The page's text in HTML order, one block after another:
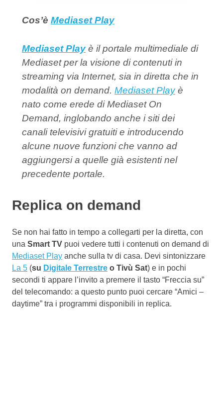
Cos’è Mediaset Play
Mediaset Play è il portale multimediale di
Mediaset per la visione di contenuti in
streaming via Internet, sia in diretta che in
modalità on demand. Mediaset Playè
nato come erede di Mediaset On
Demand, inglobando anche i siti dei
canali televisivi gratuiti e introducendo
alcune nuove funzioni che vanno ad
aggiungersi a quelle già esistenti nel
precedente portale.
Replica on demand
Se non hai fatto in tempo a collegarti per la diretta, con
una Smart TV puoi vedere tutti i contenuti on demand di
Mediaset Play anche sulla tv di casa. Devi sintonizzare
La 5 (su Digitale Terrestre o Tivù Sat) e in pochi
secondi ti appare l’invito a premere il tasto “Freccia su”
del telecomando: a questo punto puoi cercare “Amici –
daytime” tra i programmi disponibili in replica.